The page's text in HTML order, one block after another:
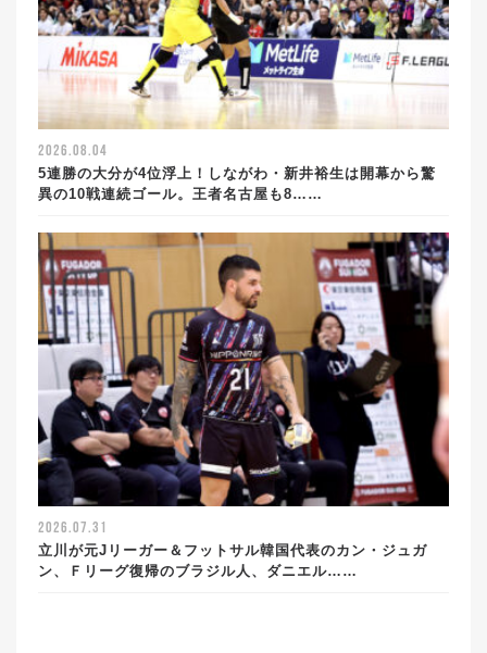
2026.08.04
5連勝の大分が4位浮上！しながわ・新井裕生は開幕から驚
異の10戦連続ゴール。王者名古屋も8……
2026.07.31
立川が元Jリーガー＆フットサル韓国代表のカン・ジュガ
ン、Ｆリーグ復帰のブラジル人、ダニエル……